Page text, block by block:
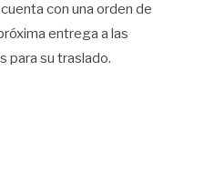
con una orden de
entrega a las
para su traslado.